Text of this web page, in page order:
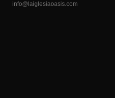
info@laiglesiaoasis.com